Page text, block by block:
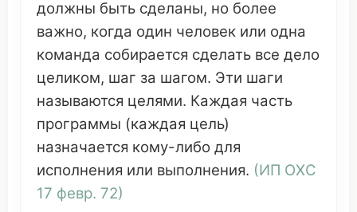
должны быть сделаны, но более
важно, когда один человек или одна
команда собирается сделать все дело
целиком, шаг за шагом. Эти шаги
называются целями. Каждая часть
программы (каждая цель)
назначается кому-либо для
исполнения или выполнения. (ИП ОХС
17 февр. 72)